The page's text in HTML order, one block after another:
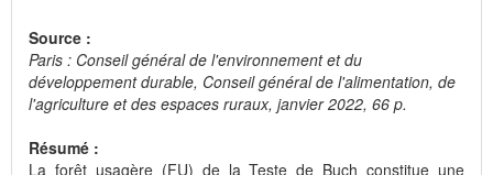
Source :
Paris : Conseil général de l'environnement et du
développement durable, Conseil général de l'alimentation, de
l'agriculture et des espaces ruraux, janvier 2022, 66 p.
Résumé :
La forêt usagère (FU) de la Teste de Buch constitue une